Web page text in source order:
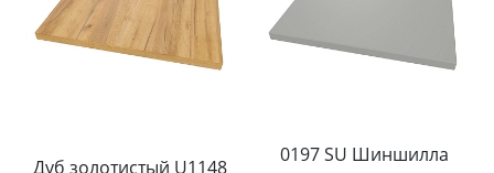
Дуб золотистый U1148
0197 SU Шиншилла